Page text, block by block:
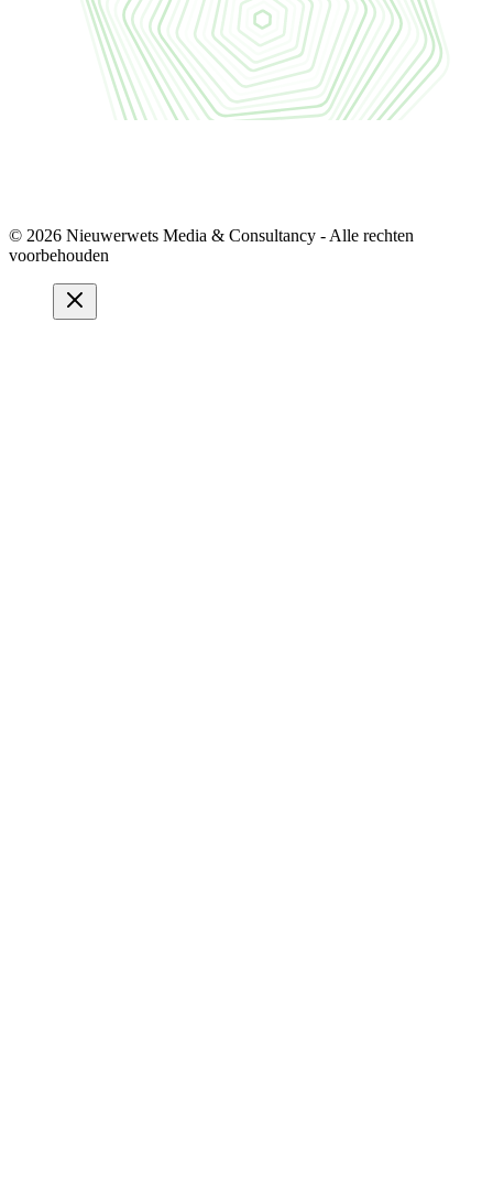
© 2026 Nieuwerwets Media & Consultancy - Alle rechten
voorbehouden